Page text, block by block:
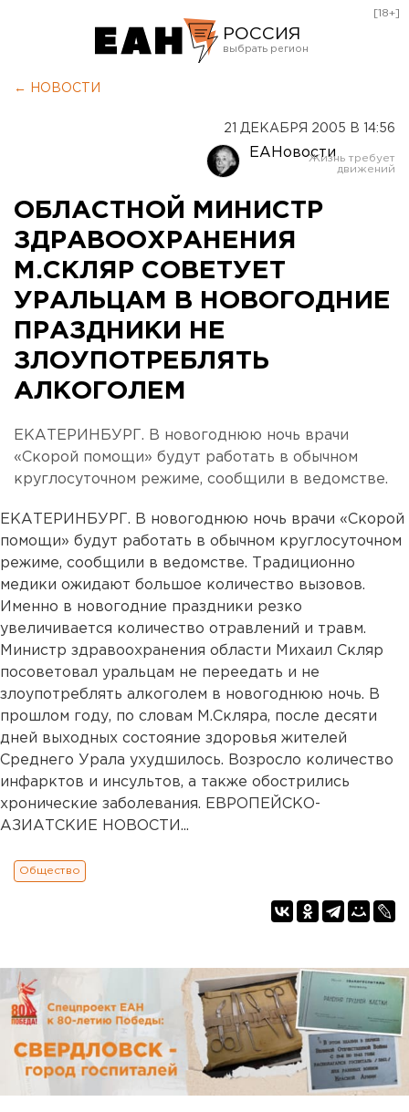
РОССИЯ
Оренбург
[18+]
← НОВОСТИ
21 ДЕКАБРЯ 2005 В 14:56
ЕАНовости
ОБЛАСТНОЙ МИНИСТР
ЗДРАВООХРАНЕНИЯ
М.СКЛЯР СОВЕТУЕТ
УРАЛЬЦАМ В НОВОГОДНИЕ
ПРАЗДНИКИ НЕ
ЗЛОУПОТРЕБЛЯТЬ
АЛКОГОЛЕМ
ЕКАТЕРИНБУРГ. В новогоднюю ночь врачи
«Скорой помощи» будут работать в обычном
круглосуточном режиме, сообщили в ведомстве.
ЕКАТЕРИНБУРГ. В новогоднюю ночь врачи «Скорой
помощи» будут работать в обычном круглосуточном
режиме, сообщили в ведомстве. Традиционно
медики ожидают большое количество вызовов.
Именно в новогодние праздники резко
увеличивается количество отравлений и травм.
Министр здравоохранения области Михаил Скляр
посоветовал уральцам не переедать и не
злоупотреблять алкоголем в новогоднюю ночь. В
прошлом году, по словам М.Скляра, после десяти
дней выходных состояние здоровья жителей
Среднего Урала ухудшилось. Возросло количество
инфарктов и инсультов, а также обострились
хронические заболевания. ЕВРОПЕЙСКО-
АЗИАТСКИЕ НОВОСТИ...
Общество